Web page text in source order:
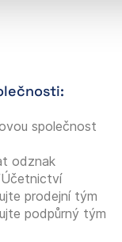
společnost
odznak
prodejní tým
podpůrný tým